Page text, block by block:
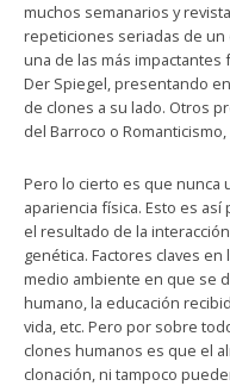
muchos semanarios y
repeticiones seriadas de un
una de las más impactantes
Der Spiegel, presentando
de clones a su lado. Otros
del Barroco o
Pero lo cierto es que nunca
apariencia física. Esto es
el resultado de la
genética. Factores claves
medio ambiente en que se
humano, la educación
vida, etc. Pero por sobre
clones humanos es que el
clonación, ni tampoco